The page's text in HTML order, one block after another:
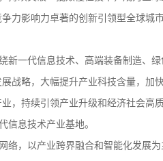
力影响力卓著的创新引领型全球城
新一代信息技术、高端装备制造、
战略，大幅提升产业科技含量，加
，持续引领产业升级和经济社会高
信息技术产业基地。
络，以产业跨界融合和智能化发展